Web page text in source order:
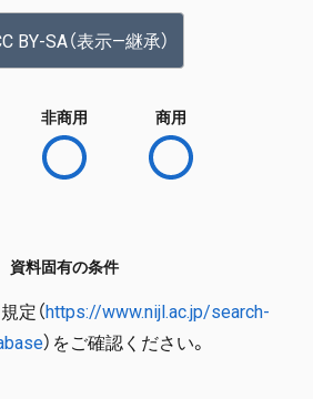
BY-SA（表示—継承）
非商用 商用
資料固有の条件
定（https://www.nijl.ac.jp/search-
）をご確認ください。